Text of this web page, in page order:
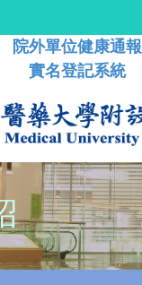
院外單位健康通報
實名登記系統